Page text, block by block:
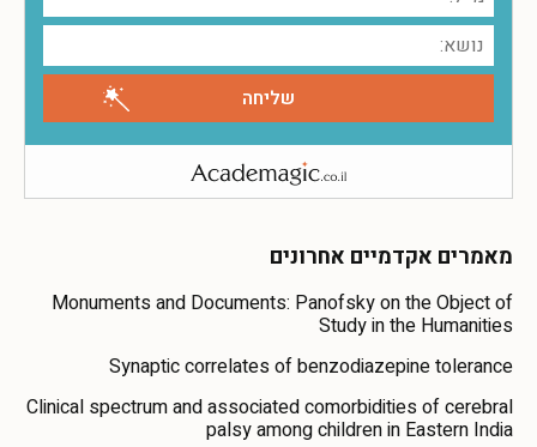
מאמרים אקדמיים אחרונים
Monuments and Documents: Panofsky on the Object of
Study in the Humanities
Synaptic correlates of benzodiazepine tolerance
Clinical spectrum and associated comorbidities of cerebral
palsy among children in Eastern India